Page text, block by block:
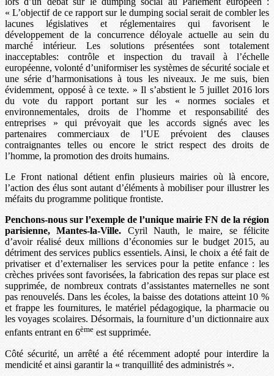
« L’objectif de ce rapport sur le dumping social serait de combler les
lacunes législatives et réglementaires qui favorisent le
développement de la concurrence déloyale actuelle au sein du
marché intérieur. Les solutions présentées sont totalement
inacceptables: contrôle et inspection du travail à l’échelle
européenne, volonté d’uniformiser les systèmes de sécurité sociale et
une série d’harmonisations à tous les niveaux. Je me suis, bien
évidemment, opposé à ce texte. » Il s’abstient le 5 juillet 2016 lors
du vote du rapport portant sur les « normes sociales et
environnementales, droits de l’homme et responsabilité des
entreprises » qui prévoyait que les accords signés avec les
partenaires commerciaux de l’UE prévoient des clauses
contraignantes telles ou encore le strict respect des droits de
l’homme, la promotion des droits humains.
Le Front national détient enfin plusieurs mairies où là encore,
l’action des élus sont autant d’éléments à mobiliser pour illustrer les
méfaits du programme politique frontiste.
Penchons-nous sur l’exemple de l’unique mairie FN de la région
parisienne, Mantes-la-Ville. Cyril Nauth, le maire, se félicite
d’avoir réalisé deux millions d’économies sur le budget 2015, au
détriment des services publics essentiels. Ainsi, le choix a été fait de
privatiser et d’externaliser les services pour la petite enfance : les
crèches privées sont favorisées, la fabrication des repas sur place est
supprimée, de nombreux contrats d’assistantes maternelles ne sont
pas renouvelés. Dans les écoles, la baisse des dotations atteint 10 %
et frappe les fournitures, le matériel pédagogique, la pharmacie ou
les voyages scolaires. Désormais, la fourniture d’un dictionnaire aux
enfants entrant en 6ème est supprimée.
Côté sécurité, un arrêté a été récemment adopté pour interdire la
mendicité et ainsi garantir la « tranquillité des administrés ».